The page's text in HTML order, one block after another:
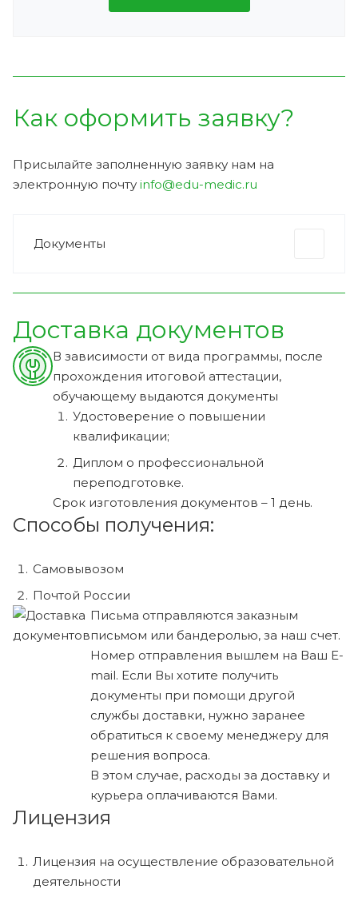
Как оформить заявку?
Присылайте заполненную заявку нам на
электронную почту info@edu-medic.ru
Документы
Доставка документов
В зависимости от вида программы, после
прохождения итоговой аттестации,
обучающему выдаются документы
Удостоверение о повышении
квалификации;
Диплом о профессиональной
переподготовке.
Срок изготовления документов – 1 день.
Способы получения:
Самовывозом
Почтой России
Письма отправляются заказным
письмом или бандеролью, за наш счет.
Номер отправления вышлем на Ваш E-
mail. Если Вы хотите получить
документы при помощи другой
службы доставки, нужно заранее
обратиться к своему менеджеру для
решения вопроса.
В этом случае, расходы за доставку и
курьера оплачиваются Вами.
Лицензия
Лицензия на осуществление образовательной
деятельности